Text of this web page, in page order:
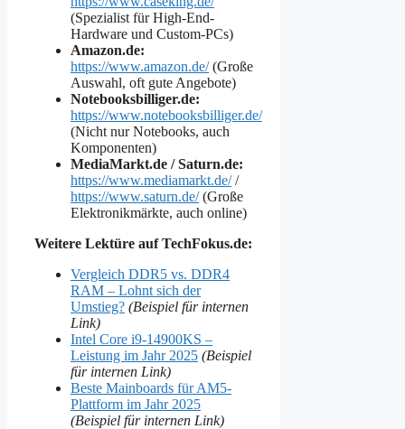
(Spezialist für High-End-
Hardware und Custom-PCs)
Amazon.de:
https://www.amazon.de/(Große
Auswahl, oft gute Angebote)
Notebooksbilliger.de:
https://www.notebooksbilliger.de/
(Nicht nur Notebooks, auch
Komponenten)
MediaMarkt.de / Saturn.de:
https://www.mediamarkt.de//
https://www.saturn.de/(Große
Elektronikmärkte, auch online)
Weitere Lektüre auf TechFokus.de:
Vergleich DDR5 vs. DDR4
RAM – Lohnt sich der
Umstieg? (Beispiel für internen
Link)
Intel Core i9-14900KS –
Leistung im Jahr 2025 (Beispiel
für internen Link)
Beste Mainboards für AM5-
Plattform im Jahr 2025
(Beispiel für internen Link)